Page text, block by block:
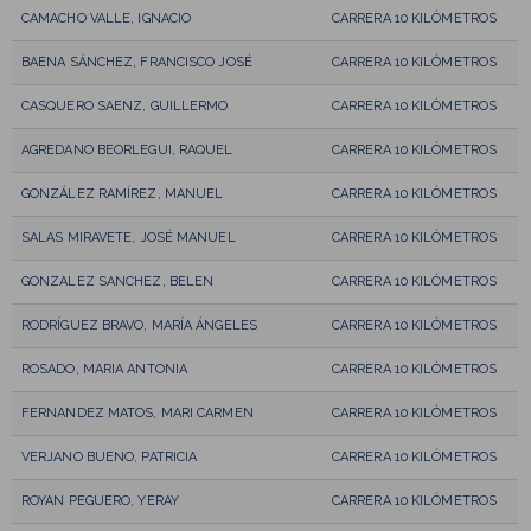
CAMACHO VALLE, IGNACIO CARRERA 10 KILÓMETROS
BAENA SÁNCHEZ, FRANCISCO JOSÉ CARRERA 10 KILÓMETROS
CASQUERO SAENZ, GUILLERMO CARRERA 10 KILÓMETROS
AGREDANO BEORLEGUI, RAQUEL CARRERA 10 KILÓMETROS
GONZÁLEZ RAMÍREZ, MANUEL CARRERA 10 KILÓMETROS
SALAS MIRAVETE, JOSÉ MANUEL CARRERA 10 KILÓMETROS
GONZALEZ SANCHEZ, BELEN CARRERA 10 KILÓMETROS
RODRÍGUEZ BRAVO, MARÍA ÁNGELES CARRERA 10 KILÓMETROS
ROSADO, MARIA ANTONIA CARRERA 10 KILÓMETROS
FERNANDEZ MATOS, MARI CARMEN CARRERA 10 KILÓMETROS
VERJANO BUENO, PATRICIA CARRERA 10 KILÓMETROS
ROYAN PEGUERO, YERAY CARRERA 10 KILÓMETROS